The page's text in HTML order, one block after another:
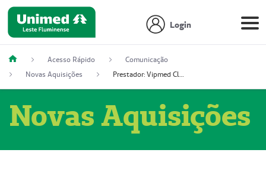
Login
Acesso Rápido
Comunicação
Novas Aquisições
Prestador: Vipmed Clínica Geral Ltda, 51004349-0 (Nome Fantasia: Policlínica Master)
Novas Aquisições